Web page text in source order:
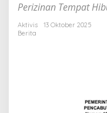
i
a
z
Perizinan Tempat
Aktivis
13 Oktober 2025
Berita